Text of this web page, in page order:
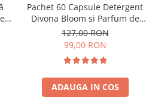
Pachet 60 Capsule Detergent
Divona Bloom si Parfum de
Rufe Corfu Breeze by Delia
200 ml
127,00 RON
99,00 RON
ADAUGA IN COS